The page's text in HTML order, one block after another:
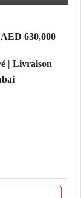
AED 630,000
| Livraison